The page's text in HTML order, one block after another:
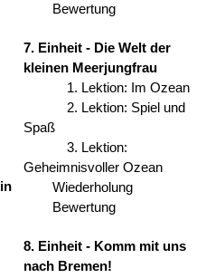
Bewertung
7. Einheit - Die Welt der
kleinen Meerjungfrau
1. Lektion: Im Ozean
2. Lektion: Spiel und
Spaß
3. Lektion:
Geheimnisvoller Ozean
Wiederholung
Bewertung
8. Einheit - Komm mit uns
nach Bremen!